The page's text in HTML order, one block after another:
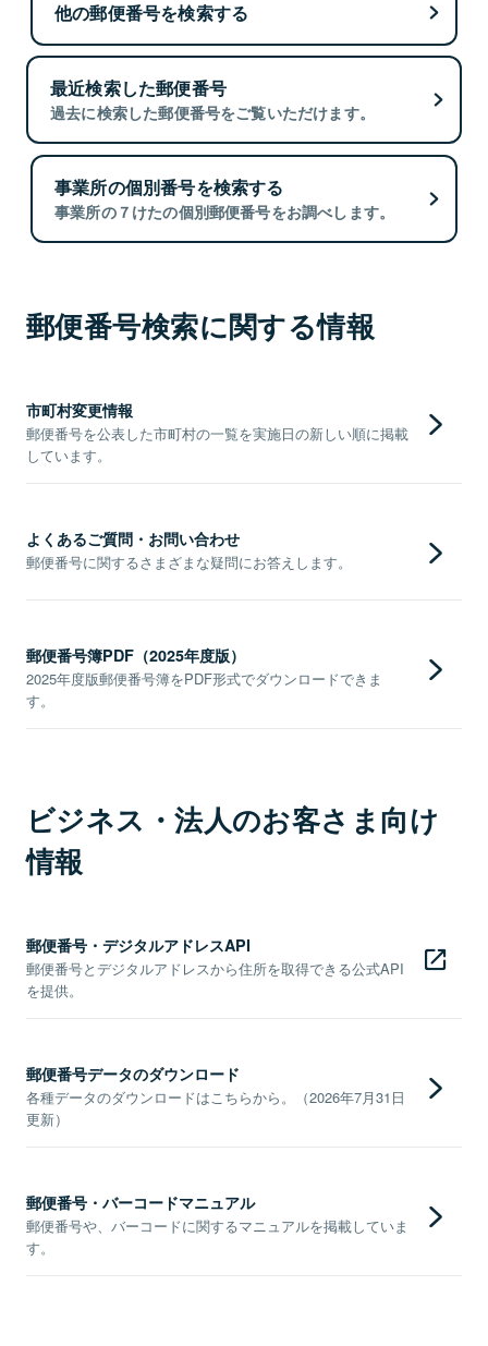
他の郵便番号を検索する
最近検索した郵便番号
過去に検索した郵便番号をご覧いただけます。
事業所の個別番号を検索する
事業所の７けたの個別郵便番号をお調べします。
郵便番号検索に関する情報
市町村変更情報
郵便番号を公表した市町村の一覧を実施日の新しい順に掲載
しています。
よくあるご質問・お問い合わせ
郵便番号に関するさまざまな疑問にお答えします。
郵便番号簿PDF（2025年度版）
2025年度版郵便番号簿をPDF形式でダウンロードできま
す。
ビジネス・法人のお客さま向け
情報
郵便番号・デジタルアドレスAPI
郵便番号とデジタルアドレスから住所を取得できる公式API
を提供。
郵便番号データのダウンロード
各種データのダウンロードはこちらから。（2026年7月31日
更新）
郵便番号・バーコードマニュアル
郵便番号や、バーコードに関するマニュアルを掲載していま
す。